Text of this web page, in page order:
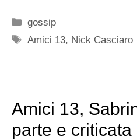
Categorie
gossip
Tag
Amici 13, Nick Casciaro
Amici 13,
parte e criticata